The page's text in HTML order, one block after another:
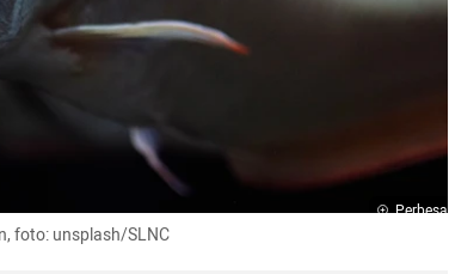
Perbesar
foto: unsplash/SLNC